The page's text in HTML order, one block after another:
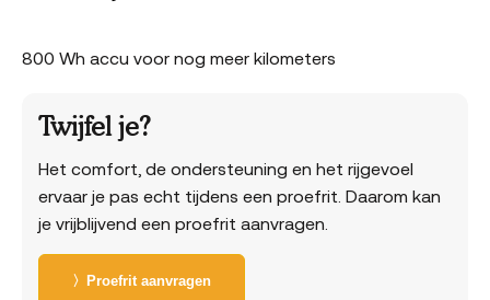
800 Wh accu voor nog meer kilometers
Twijfel je?
Het comfort, de ondersteuning en het rijgevoel
ervaar je pas echt tijdens een proefrit. Daarom kan
je vrijblijvend een proefrit aanvragen.
〉Proefrit aanvragen